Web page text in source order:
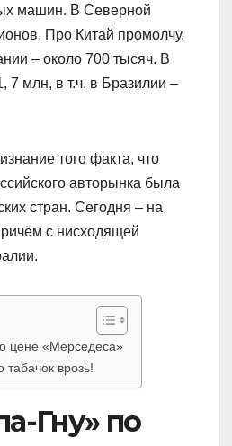
машин. В Северной
Про Китай промолчу.
– около 700 тысяч. В
млн, в т.ч. в Бразилии –
того факта, что
авторынка была
стран. Сегодня – на
с нисходящей
цене «Мерседеса»
табачок врозь!
Гну» по